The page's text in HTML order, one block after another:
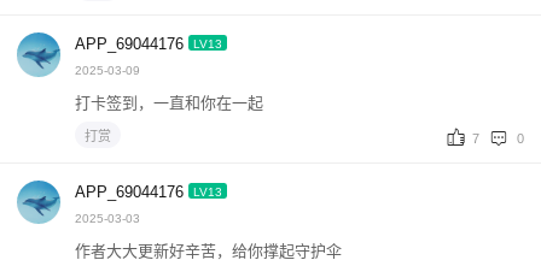
APP_69044176 LV13
2025-03-09
打卡签到，一直和你在一起
7 0
打赏
APP_69044176 LV13
2025-03-03
作者大大更新好辛苦，给你撑起守护伞